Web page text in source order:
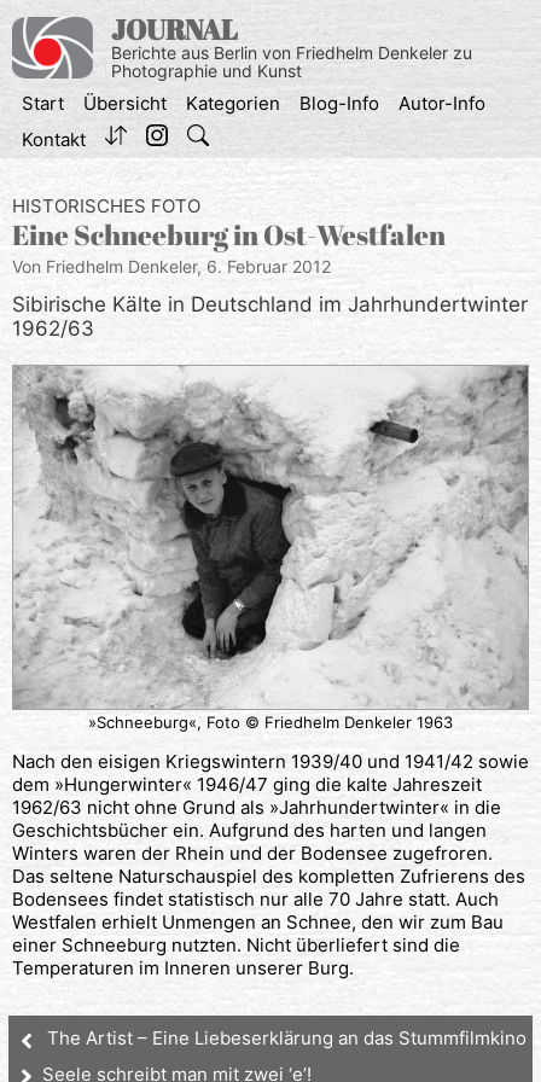
Inhalt
springen
JOURNAL
Berichte aus Berlin von Friedhelm Denkeler zu
Photographie und Kunst
Start Übersicht Kategorien Blog-Info
Autor-Info
Kontakt
HISTORISCHES FOTO
Eine Schneeburg in Ost-Westfalen
Von Friedhelm Denkeler, 6. Februar 2012
Sibirische Kälte in Deutschland im Jahrhundertwinter
1962/63
»Schneeburg«, Foto © Friedhelm Denkeler 1963
Nach den eisigen Kriegswintern 1939/40 und 1941/42 sowie
dem »Hungerwinter« 1946/47 ging die kalte Jahreszeit
1962/63 nicht ohne Grund als »Jahrhundertwinter« in die
Geschichtsbücher ein. Aufgrund des harten und langen
Winters waren der Rhein und der Bodensee zugefroren.
Das seltene Naturschauspiel des kompletten Zufrierens des
Bodensees findet statistisch nur alle 70 Jahre statt. Auch
Westfalen erhielt Unmengen an Schnee, den wir zum Bau
einer Schneeburg nutzten. Nicht überliefert sind die
Temperaturen im Inneren unserer Burg.
The Artist – Eine Liebeserklärung an das Stummfilmkino
Seele schreibt man mit zwei ‘e’!